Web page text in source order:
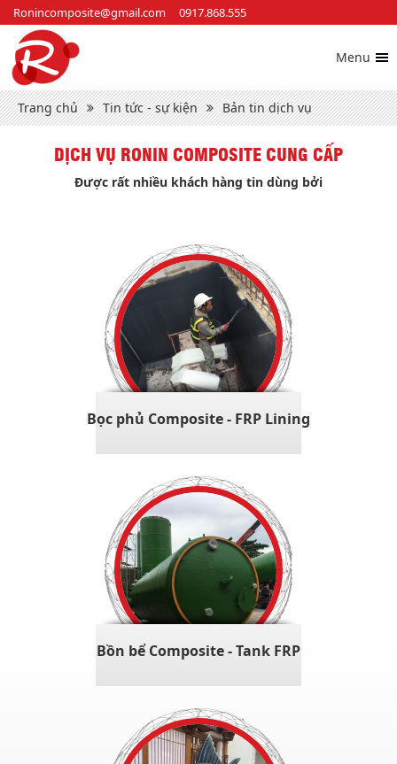
Ronincomposite@gmail.com 0917.868.555
Menu
Trang chủ Tin tức - sự kiện Bản tin dịch vụ
DỊCH VỤ RONIN COMPOSITE CUNG CẤP
Được rất nhiều khách hàng tin dùng bởi
Bọc phủ Composite - FRP Lining
Bồn bể Composite - Tank FRP